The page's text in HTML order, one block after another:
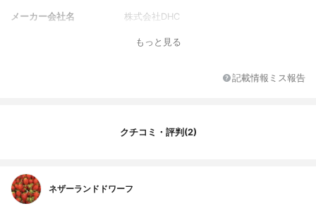
メーカー会社名 株式会社DHC
もっと見る
記載情報ミス報告
クチコミ・評判(2)
ネザーランドドワーフ